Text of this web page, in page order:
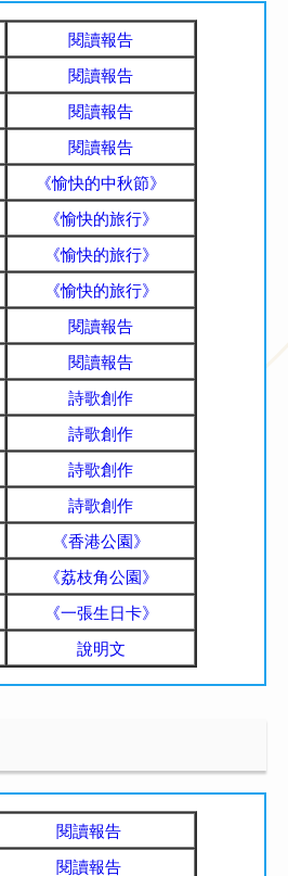
閱讀報告
閱讀報告
閱讀報告
閱讀報告
《愉快的中秋節》
《愉快的旅行》
《愉快的旅行》
《愉快的旅行》
閱讀報告
閱讀報告
詩歌創作
詩歌創作
詩歌創作
詩歌創作
《香港公園》
《荔枝角公園》
《一張生日卡》
說明文
閱讀報告
閱讀報告